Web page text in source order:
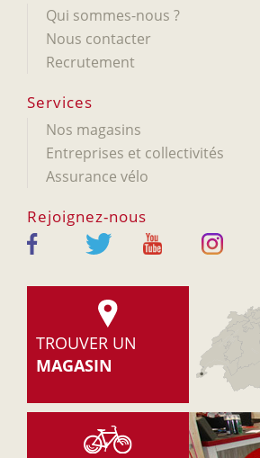
Qui sommes-nous ?
Nous contacter
Recrutement
Services
Nos magasins
Entreprises et collectivités
Assurance vélo
Rejoignez-nous
TROUVER UN
MAGASIN